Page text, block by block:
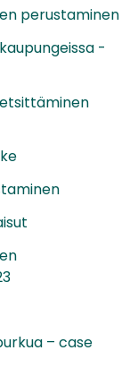
perustaminen
-
– case